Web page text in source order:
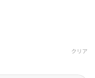
クリア